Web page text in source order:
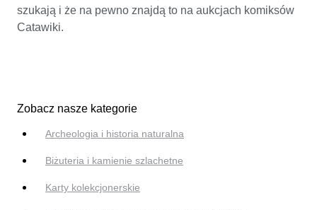
szukają i że na pewno znajdą to na aukcjach komiksów
Catawiki.
Zobacz nasze kategorie
Archeologia i historia naturalna
Biżuteria i kamienie szlachetne
Karty kolekcjonerskie